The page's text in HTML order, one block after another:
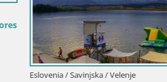
Croacia / Primorje-Gorski Kotar / Ika